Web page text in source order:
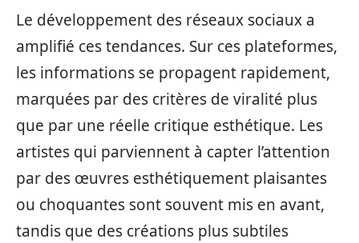
Le développement des réseaux sociaux a
amplifié ces tendances. Sur ces plateformes,
les informations se propagent rapidement,
marquées par des critères de viralité plus
que par une réelle critique esthétique. Les
artistes qui parviennent à capter l’attention
par des œuvres esthétiquement plaisantes
ou choquantes sont souvent mis en avant,
tandis que des créations plus subtiles